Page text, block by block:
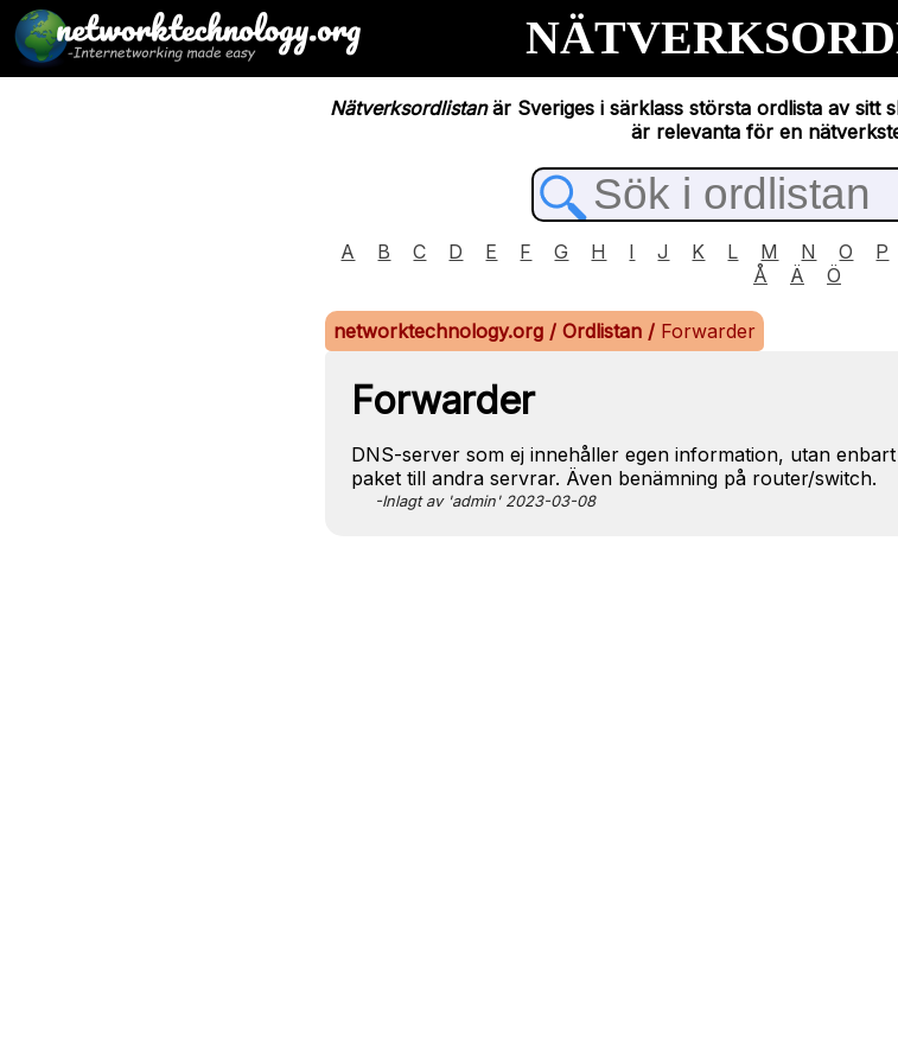
Nätverksordlistanär Sveriges i särklass största ordlista av sitt
är relevanta för en
A B C D E F G H I J K L M N O P
Å
Ä Ö
networktechnology.org / Ordlistan / Forwarder
Forwarder
DNS-server som ej innehåller egen information, utan
paket till andra servrar. Även benämning på router/switch.
-Inlagt av 'admin' 2023-03-08